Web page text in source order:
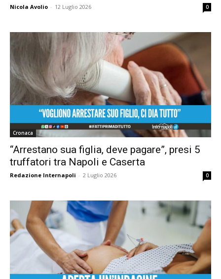
Nicola Avolio - 12 Luglio 2026 0
Cronaca
“Arrestano sua figlia, deve pagare”, presi 5
truffatori tra Napoli e Caserta
Redazione Internapoli - 2 Luglio 2026 0